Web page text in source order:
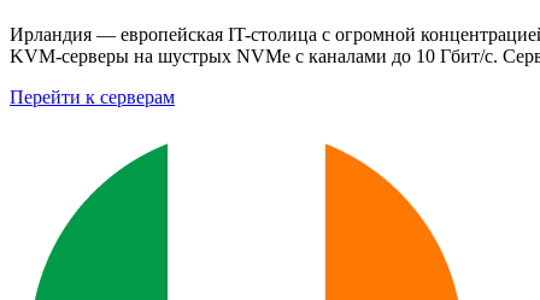
Ирландия — европейская IT-столица с огромной
KVM-серверы на шустрых NVMe с каналами до 10 Гбит/с.
Перейти к серверам